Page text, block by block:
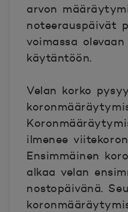
arvon
noteerauspäivät
voimassa
käytäntöön.
Velan korko
ilmenee
Ensimmäinen
alkaa velan
nostopäivänä.